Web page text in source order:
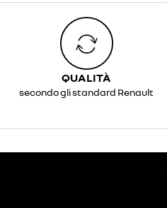
QUALITÀ
secondo gli standard Renault